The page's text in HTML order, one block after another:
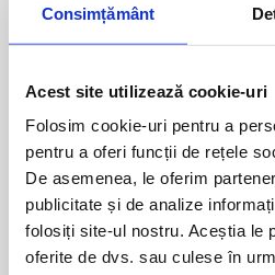
Consimțământ
Acest site utilizează cookie-uri
Folosim cookie-uri pentru a
pentru a oferi funcții de rețele
De asemenea, le oferim
publicitate și de analize
folosiți site-ul nostru. Aceștia le
oferite de dvs. sau culese în
AIUD
ALBA IULIA
ALEXANDRIA
BACAU
BAIA MARE
BAILE HERCULANE
BAILESTI
BALS-IS
BALS-OT